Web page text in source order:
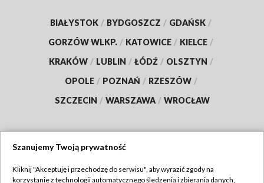
BIAŁYSTOK / BYDGOSZCZ / GDAŃSK /
GORZÓW WLKP. / KATOWICE / KIELCE /
KRAKÓW / LUBLIN / ŁÓDŹ / OLSZTYN /
OPOLE / POZNAŃ / RZESZÓW /
SZCZECIN / WARSZAWA / WROCŁAW
Szanujemy Twoją prywatność
Kliknij "Akceptuję i przechodzę do serwisu", aby wyrazić zgody na
korzystanie z technologii automatycznego śledzenia i zbierania danych,